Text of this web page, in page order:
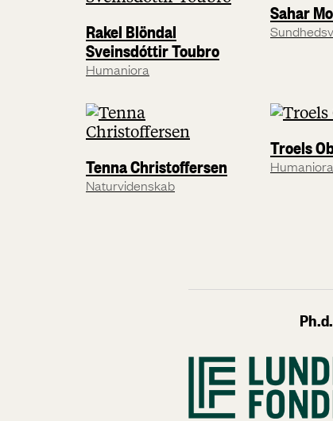
Rakel Blöndal
Sveinsdóttir Toubro
Humaniora
Sahar
Tenna Christoffersen
Naturvidenskab
Troels
Humaniora